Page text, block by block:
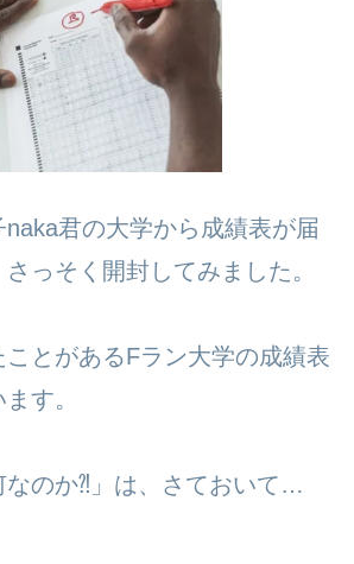
君の大学から成績表が届
っそく開封してみました。
とがあるFラン大学の成績表
す。
なのか⁈」は、さておいて…